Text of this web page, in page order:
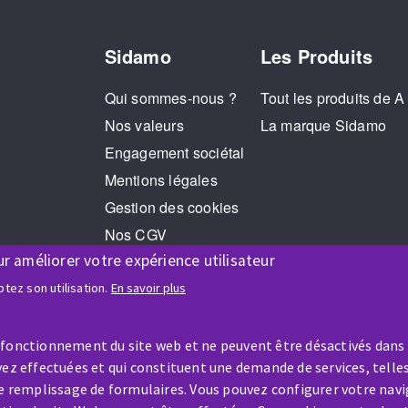
améliorer votre expérience utilisateur
son utilisation. En savoir plus
du site web et ne peuvent être désactivés
effectuées et qui constituent une demande de services,
de formulaires. Vous pouvez configurer votre
Sidamo
Qui sommes-nous ?
Nos valeurs
Engagement sociétal
Mentions légales
Gestion des cookies
Nos CGV
RGPD
Jeux Concours
Les Produits
Tout les produits de
La marque Sidamo